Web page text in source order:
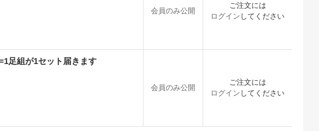
会員のみ公開
ご注文には
ログイン してください
足組が1セット届きます
会員のみ公開
ご注文には
ログイン してください